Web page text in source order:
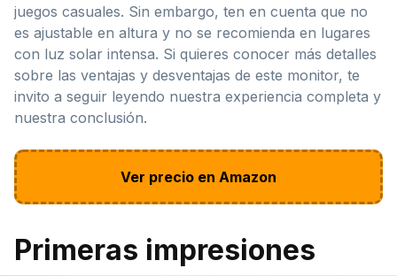
juegos casuales. Sin embargo, ten en cuenta que no
es ajustable en altura y no se recomienda en lugares
con luz solar intensa. Si quieres conocer más detalles
sobre las ventajas y desventajas de este monitor, te
invito a seguir leyendo nuestra experiencia completa y
nuestra conclusión.
Ver precio en Amazon
Primeras impresiones